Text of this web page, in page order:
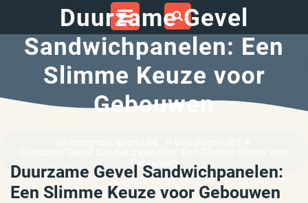
Open
Menu
Duurzame Gevel
Sandwichpanelen: Een
Slimme Keuze voor
Gebouwen
Gebouwen
Duurzame Gevel Sandwichpanelen:
Een Slimme Keuze voor Gebouwen